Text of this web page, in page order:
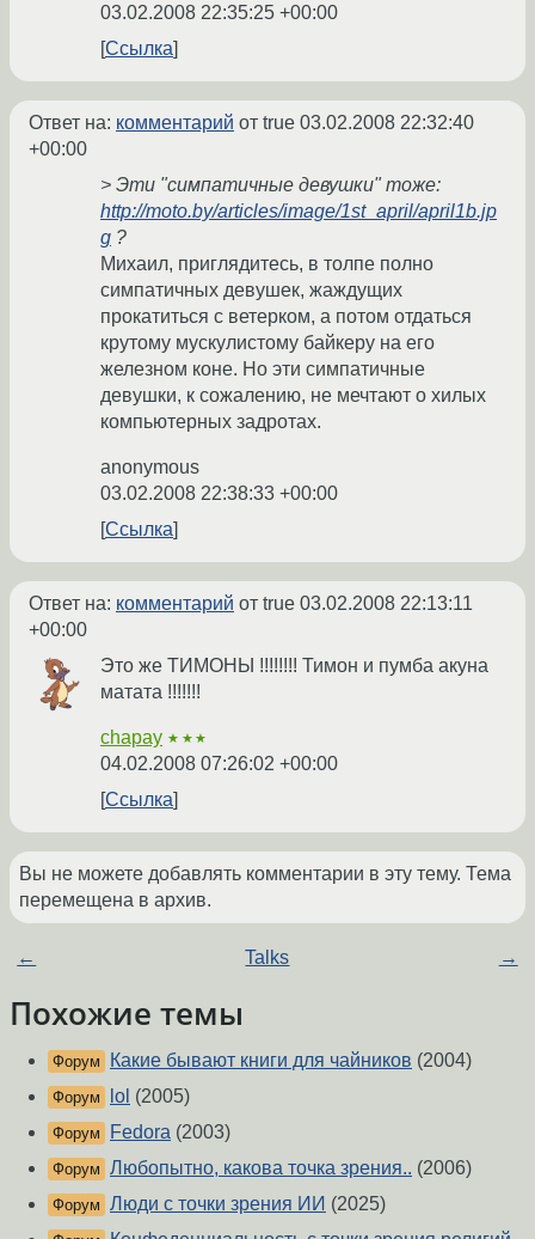
03.02.2008 22:35:25 +00:00
Ссылка
Ответ на: комментарий от true 03.02.2008 22:32:40
+00:00
> Эти "симпатичные девушки" тоже:
http://moto.by/articles/image/1st_april/april1b.jp
g ?
Михаил, приглядитесь, в толпе полно
симпатичных девушек, жаждущих
прокатиться с ветерком, а потом отдаться
крутому мускулистому байкеру на его
железном коне. Но эти симпатичные
девушки, к сожалению, не мечтают о хилых
компьютерных задротах.
anonymous
03.02.2008 22:38:33 +00:00
Ссылка
Ответ на: комментарий от true 03.02.2008 22:13:11
+00:00
Это же ТИМОНЫ !!!!!!!! Тимон и пумба акуна
матата !!!!!!!
chapay ★★★
04.02.2008 07:26:02 +00:00
Ссылка
Вы не можете добавлять комментарии в эту тему. Тема
перемещена в архив.
← Talks →
Похожие темы
Форум Какие бывают книги для чайников (2004)
Форум lol (2005)
Форум Fedora (2003)
Форум Любопытно, какова точка зрения.. (2006)
Форум Люди с точки зрения ИИ (2025)